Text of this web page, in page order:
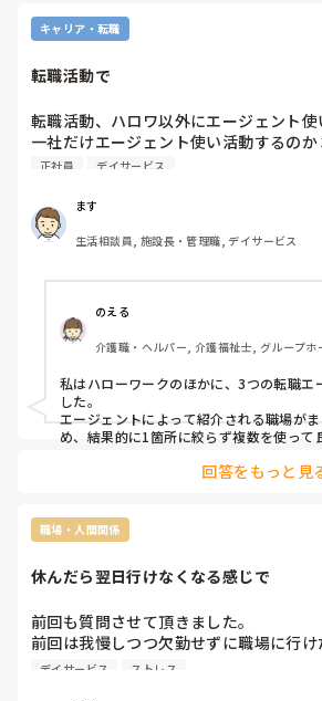
キャリア・転職
転職活動で
転職活動、ハロワ以外にエージェント使
一社だけエージェント使い活動するの
方が良いのか?
正社員 デイサービス
ます
生活相談員, 施設長・管理職, デイサービス
のえる
介護職・ヘルパー, 介護福祉士, グループ
私はハローワークのほかに、3つの転職エ
した。
エージェントによって紹介される職場が
め、結果的に1箇所に絞らず複数を使って
同じ条件でお願いしても、こんなにも違
しを進めることだと思います。
ると安心できますよね。
とをおすすめします。
回答をもっと見
職場・人間関係
休んだら翌日行けなくなる感じで
前回も質問させて頂きました。
前回は我慢しつつ欠勤せずに職場に行
今朝起きて仕事に行かないといけないと
デイサービス ストレス